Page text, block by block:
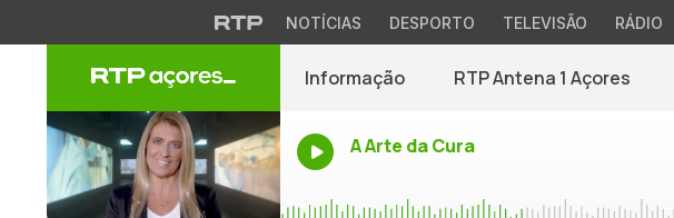
NOTÍCIAS DESPORTO TELEVISÃO RÁDIO
Informação RTP Antena 1 Açores
A Arte da Cura